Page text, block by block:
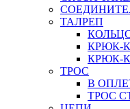
ТАЛРЕП
КРЮК-
КРЮК-
ТРОС
В
ТРОС